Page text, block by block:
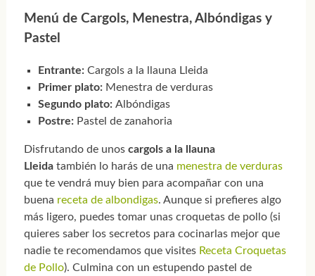
Menú de Cargols, Menestra, Albóndigas y
Pastel
Entrante: Cargols a la llauna Lleida
Primer plato: Menestra de verduras
Segundo plato: Albóndigas
Postre: Pastel de zanahoria
Disfrutando de unos cargols a la llauna
Lleida también lo harás de una menestra de verduras
que te vendrá muy bien para acompañar con una
buena receta de albondigas. Aunque si prefieres algo
más ligero, puedes tomar unas croquetas de pollo (si
quieres saber los secretos para cocinarlas mejor que
nadie te recomendamos que visites Receta Croquetas
de Pollo). Culmina con un estupendo pastel de